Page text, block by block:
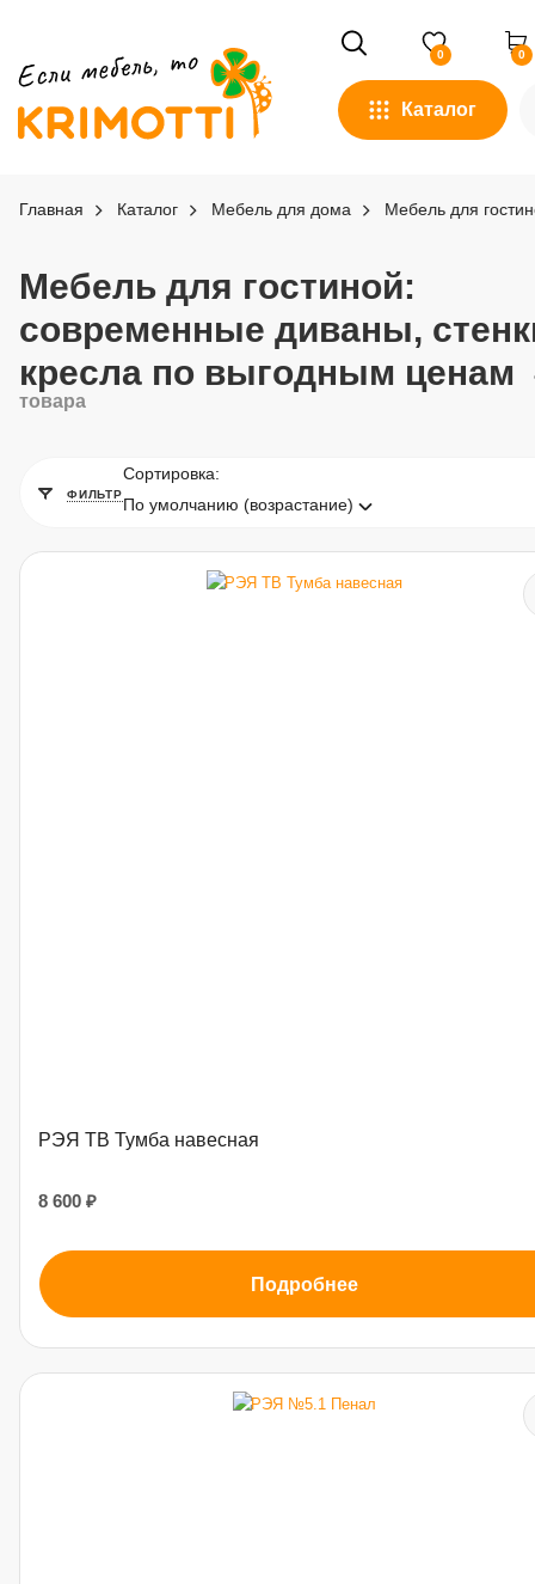
0 0
Каталог
Главная Каталог Мебель для дома Мебель для
Мебель для гостиной:
современные диваны,
кресла по выгодным ценам
товара
ФИЛЬТР
Сортировка:
По умолчанию (возрастание)
РЭЯ ТВ Тумба навесная
8 600 ₽
Подробнее